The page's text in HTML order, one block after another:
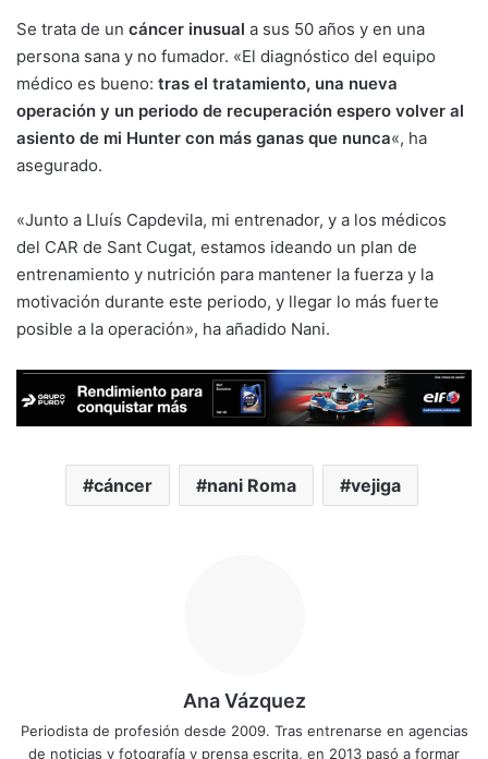
Se trata de un cáncer inusual a sus 50 años y en una
persona sana y no fumador. «El diagnóstico del equipo
médico es bueno: tras el tratamiento, una nueva
operación y un periodo de recuperación espero volver al
asiento de mi Hunter con más ganas que nunca«, ha
asegurado.
«Junto a Lluís Capdevila, mi entrenador, y a los médicos
del CAR de Sant Cugat, estamos ideando un plan de
entrenamiento y nutrición para mantener la fuerza y la
motivación durante este periodo, y llegar lo más fuerte
posible a la operación», ha añadido Nani.
cáncer nani Roma vejiga
Ana Vázquez
Periodista de profesión desde 2009. Tras entrenarse en agencias
de noticias y fotografía y prensa escrita, en 2013 pasó a formar